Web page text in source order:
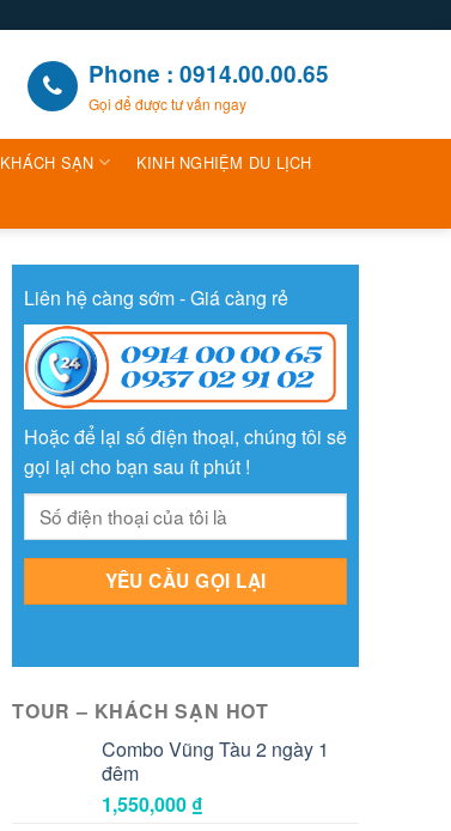
Phone : 0914.00.00.65
Gọi để được tư vấn ngay
KHÁCH SẠN
KINH NGHIỆM DU LỊCH
Liên hệ càng sớm - Giá càng rẻ
Hoặc để lại số điện thoại, chúng tôi sẽ
gọi lại cho bạn sau ít phút !
TOUR – KHÁCH SẠN HOT
Combo Vũng Tàu 2 ngày 1
đêm
1,550,000 ₫